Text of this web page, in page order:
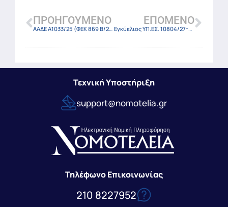
ΠΡΟΗΓΟΎΜΕΝΟ
ΑΑΔΕ Α1033/25 (ΦΕΚ 869 Β/26-2-2025)
ΕΠΌΜΕΝΟ
Εγκύκλιος ΥΠ.ΕΣ. 10804/27-2-25
Τεχνική Υποστήριξη
support@nomotelia.gr
Τηλέφωνο Επικοινωνίας
210 8227952